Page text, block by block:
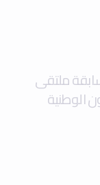
ملتقى
الوطنية